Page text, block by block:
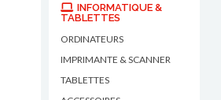
INFORMATIQUE &
TABLETTES
ORDINATEURS
IMPRIMANTE & SCANNER
TABLETTES